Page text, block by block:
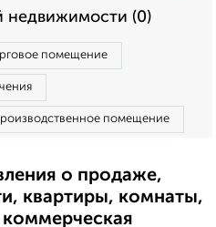
недвижимости (0)
помещение
помещение
о продаже,
квартиры, комнаты,